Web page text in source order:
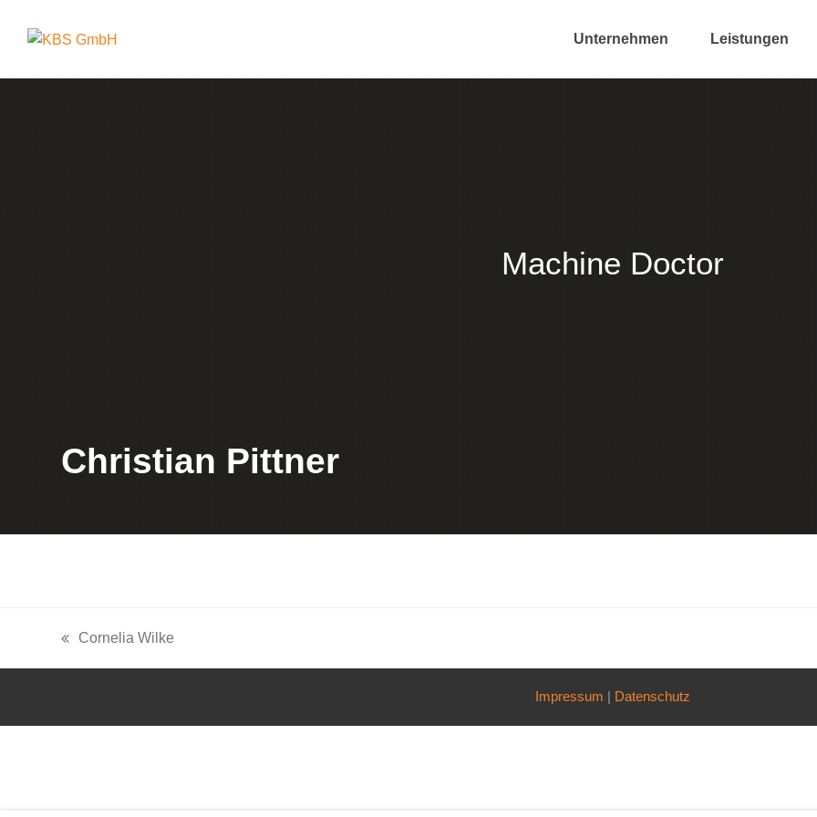
Unternehmen Leistungen
Christian Pittner
Machine Doctor
vorheriger
Beitrag:
Cornelia Wilke
Impressum | Datenschutz